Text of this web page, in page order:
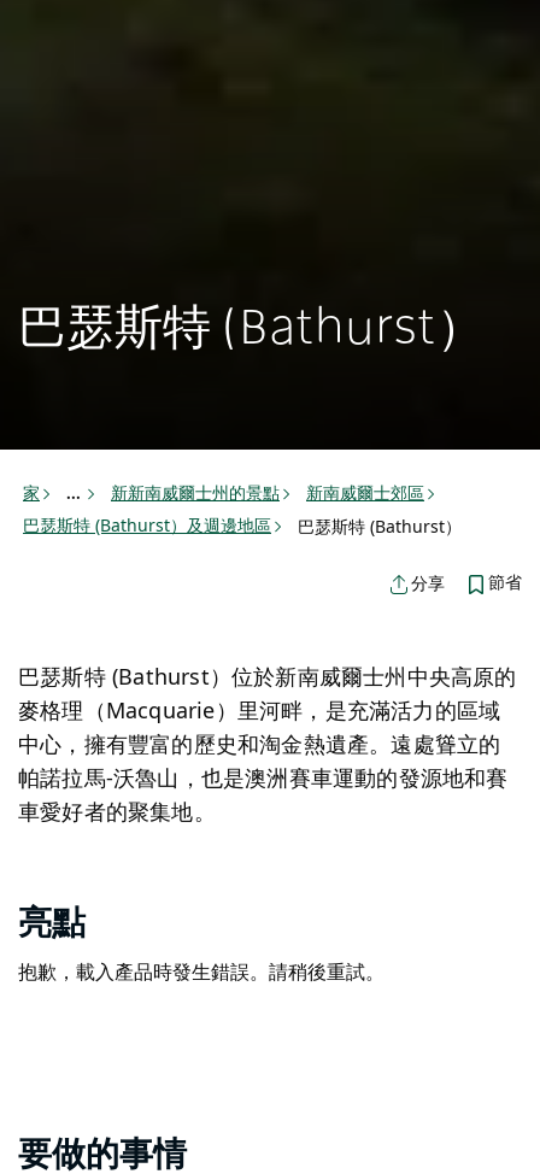
巴瑟斯特 (Bathurst）
家 ... 新新南威爾士州的景點
新南威爾士郊區
巴瑟斯特 (Bathurst）及週邊地區
巴瑟斯特 (Bathurst）
分享 節省
巴瑟斯特 (Bathurst）位於新南威爾士州中央高原的
麥格理（Macquarie）里河畔，是充滿活力的區域
中心，擁有豐富的歷史和淘金熱遺產。遠處聳立的
帕諾拉馬-沃魯山，也是澳洲賽車運動的發源地和賽
車愛好者的聚集地。
亮點
抱歉，載入產品時發生錯誤。請稍後重試。
要做的事情